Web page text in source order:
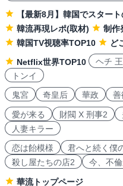
【最新8月】韓国でスター
韓流再現レポ(取材)
制作
韓国TV視聴率TOP10
ど
Netflix世界TOP10
ヘチ
トンイ
鬼宮
奇皇后 華政 善
愛が来る 財閥 X 刑事2
人妻キラー
恋は飴模様
君へと続く僕
殺し屋たちの店2
今、不
華流トップページ